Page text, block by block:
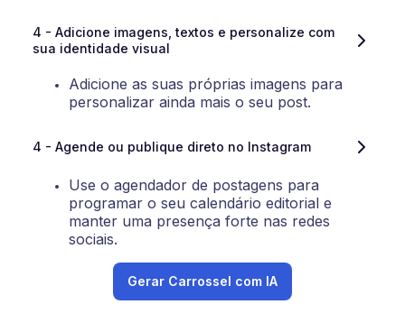
4 - Adicione imagens, textos e personalize com
sua identidade visual
Adicione as suas próprias imagens para
personalizar ainda mais o seu post.
4 - Agende ou publique direto no Instagram
Use o agendador de postagens para
programar o seu calendário editorial e
manter uma presença forte nas redes
sociais.
Gerar Carrossel com IA